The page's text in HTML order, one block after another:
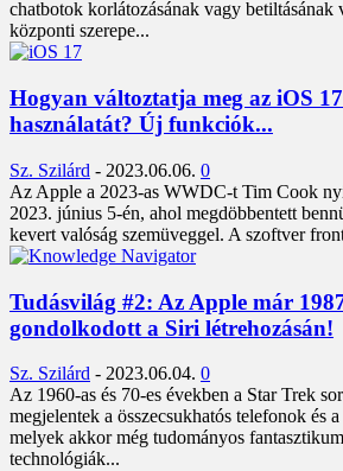
chatbotok korlátozásának vagy betiltásának
központi szerepe...
Hogyan változtatja meg az iOS
használatát? Új funkciók...
Sz. Szilárd - 2023.06.06. 0
Az Apple a 2023-as WWDC-t Tim Cook
2023. június 5-én, ahol megdöbbentett
kevert valóság szemüveggel. A szoftver
Tudásvilág #2: Az Apple már
gondolkodott a Siri létrehozásán!
Sz. Szilárd - 2023.06.04. 0
Az 1960-as és 70-es években a Star Trek
megjelentek a összecsukhatós telefonok és
melyek akkor még tudományos
technológiák...